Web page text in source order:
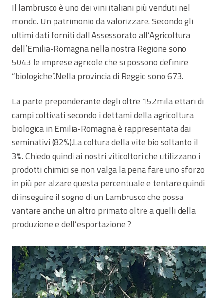
Il lambrusco è uno dei vini italiani più venduti nel
mondo. Un patrimonio da valorizzare. Secondo gli
ultimi dati forniti dall’Assessorato all’Agricoltura
dell’Emilia-Romagna nella nostra Regione sono
5043 le imprese agricole che si possono definire
“biologiche”.Nella provincia di Reggio sono 673.
La parte preponderante degli oltre 152mila ettari di
campi coltivati secondo i dettami della agricoltura
biologica in Emilia-Romagna è rappresentata dai
seminativi (82%).La coltura della vite bio soltanto il
3%. Chiedo quindi ai nostri viticoltori che utilizzano i
prodotti chimici se non valga la pena fare uno sforzo
in più per alzare questa percentuale e tentare quindi
di inseguire il sogno di un Lambrusco che possa
vantare anche un altro primato oltre a quelli della
produzione e dell’esportazione ?